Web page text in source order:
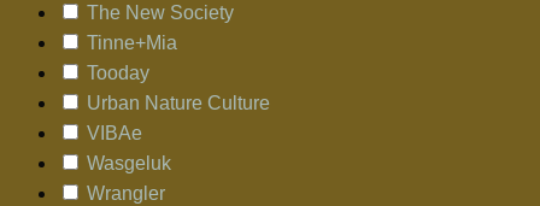
The New Society
Tinne+Mia
Tooday
Urban Nature Culture
VIBAe
Wasgeluk
Wrangler